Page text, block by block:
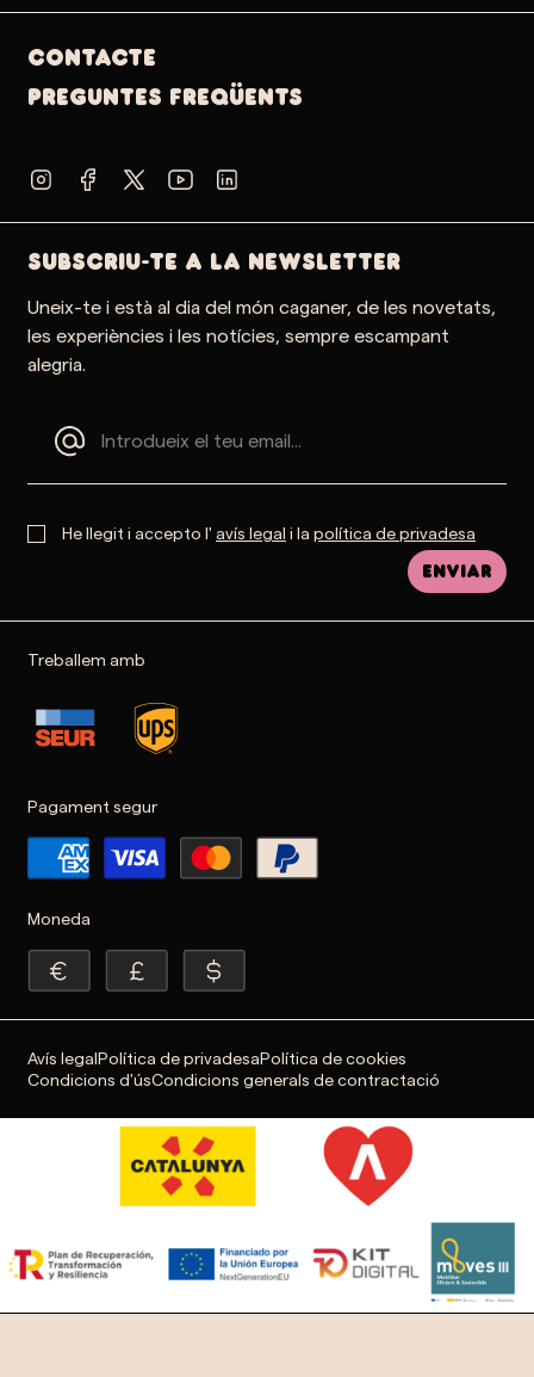
Contacte
PREGUNTES FREQÜENTS
SUBSCRIU-TE A LA NEWSLETTER
Uneix-te i està al dia del món caganer, de les novetats,
les experiències i les notícies, sempre escampant
alegria.
He llegit i accepto l' avís legal i la política de privadesa
Enviar
Treballem amb
Pagament segur
Moneda
Avís legalPolítica de privadesaPolítica de cookies
Condicions d'úsCondicions generals de contractació